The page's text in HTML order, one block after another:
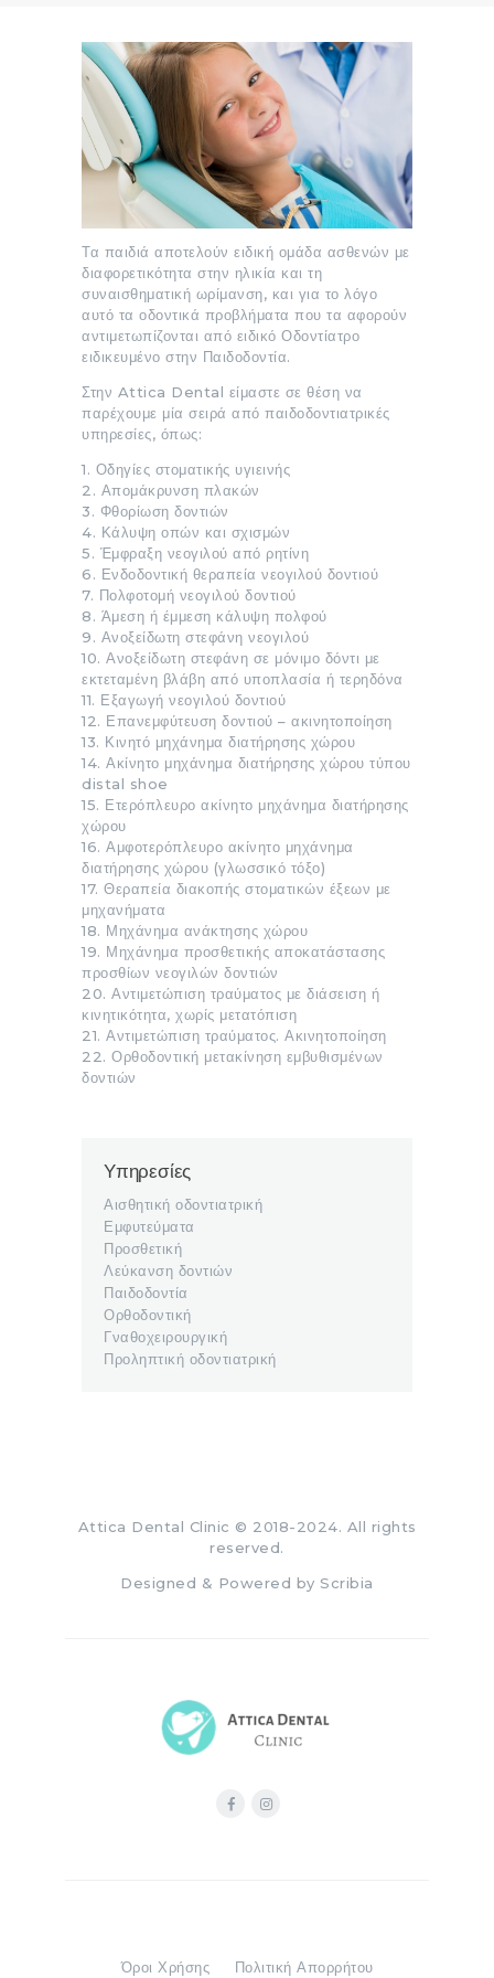
Τα παιδιά αποτελούν ειδική ομάδα ασθενών με
διαφορετικότητα στην ηλικία και τη
συναισθηματική ωρίμανση, και για το λόγο
αυτό τα οδοντικά προβλήματα που τα αφορούν
αντιμετωπίζονται από ειδικό Οδοντίατρο
ειδικευμένο στην Παιδοδοντία.
Στην Attica Dental είμαστε σε θέση να
παρέχουμε μία σειρά από παιδοδοντιατρικές
υπηρεσίες, όπως:
1. Οδηγίες στοματικής υγιεινής
2. Απομάκρυνση πλακών
3. Φθορίωση δοντιών
4. Κάλυψη οπών και σχισμών
5. Έμφραξη νεογιλού από ρητίνη
6. Ενδοδοντική θεραπεία νεογιλού δοντιού
7. Πολφοτομή νεογιλού δοντιού
8. Άμεση ή έμμεση κάλυψη πολφού
9. Ανοξείδωτη στεφάνη νεογιλού
10. Ανοξείδωτη στεφάνη σε μόνιμο δόντι με
εκτεταμένη βλάβη από υποπλασία ή τερηδόνα
11. Εξαγωγή νεογιλού δοντιού
12. Επανεμφύτευση δοντιού – ακινητοποίηση
13. Κινητό μηχάνημα διατήρησης χώρου
14. Ακίνητο μηχάνημα διατήρησης χώρου τύπου
distal shoe
15. Ετερόπλευρο ακίνητο μηχάνημα διατήρησης
χώρου
16. Αμφοτερόπλευρο ακίνητο μηχάνημα
διατήρησης χώρου (γλωσσικό τόξο)
17. Θεραπεία διακοπής στοματικών έξεων με
μηχανήματα
18. Μηχάνημα ανάκτησης χώρου
19. Μηχάνημα προσθετικής αποκατάστασης
προσθίων νεογιλών δοντιών
20. Αντιμετώπιση τραύματος με διάσειση ή
κινητικότητα, χωρίς μετατόπιση
21. Αντιμετώπιση τραύματος. Ακινητοποίηση
22. Ορθοδοντική μετακίνηση εμβυθισμένων
δοντιών
Υπηρεσίες
Αισθητική οδοντιατρική
Εμφυτεύματα
Προσθετική
Λεύκανση δοντιών
Παιδοδοντία
Ορθοδοντική
Γναθοχειρουργική
Προληπτική οδοντιατρική
Attica Dental Clinic © 2018-2024. All rights
reserved.
Designed & Powered byScribia
Όροι Χρήσης Πολιτική Απορρήτου